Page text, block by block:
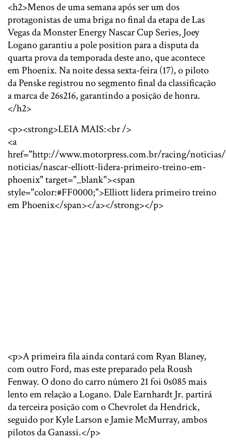
<h2>Menos de uma semana após ser um dos
protagonistas de uma briga no final da etapa de Las
Vegas da Monster Energy Nascar Cup Series, Joey
Logano garantiu a pole position para a disputa da
quarta prova da temporada deste ano, que acontece
em Phoenix. Na noite dessa sexta-feira (17), o piloto
da Penske registrou no segmento final da classificação
a marca de 26s216, garantindo a posição de honra.
</h2>
<p><strong>LEIA MAIS:<br />
<a
href="http://www.motorpress.com.br/racing/
noticias/nascar-elliott-lidera-primeiro-treino-em-
phoenix" target="_blank"><span
style="color:#FF0000;">Elliott lidera primeiro treino
em Phoenix</span></a></strong></p>
<p>A primeira fila ainda contará com Ryan Blaney,
com outro Ford, mas este preparado pela Roush
Fenway. O dono do carro número 21 foi 0s085 mais
lento em relação a Logano. Dale Earnhardt Jr. partirá
da terceira posição com o Chevrolet da Hendrick,
seguido por Kyle Larson e Jamie McMurray, ambos
pilotos da Ganassi.</p>